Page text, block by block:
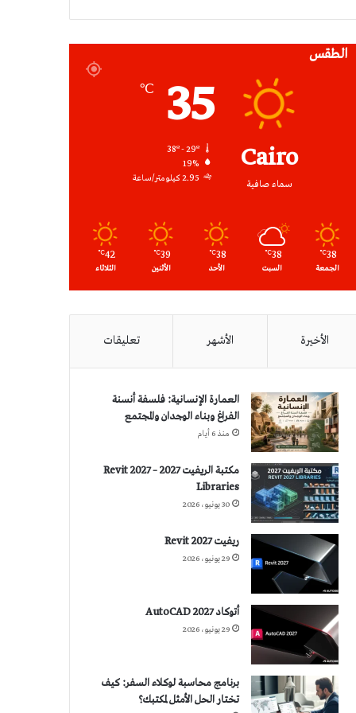
الطقس
Cairo
سماء صافية
35
℃
19%
2.95 كيلومتر/ساعة
38
℃
الجمعة
38
℃
السبت
38
℃
الأحد
39
℃
الأثنين
42
℃
الثلاثاء
الأخيرة الأشهر تعليقات
العمارة الإنسانية: فلسفة أنسنة
الفراغ وبناء الوجدان والمجتمع
منذ 6 أيام
مكتبة الريفيت 2027 – Revit 2027
Libraries
30 يونيو، 2026
ريفيت 2027 Revit
29 يونيو، 2026
أتوكاد 2027 AutoCAD
29 يونيو، 2026
برنامج محاسبة لوكلاء السفر: كيف
تختار الحل الأمثل لمكتبك؟